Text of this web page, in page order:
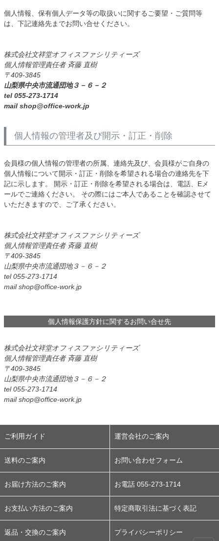
個人情報、保有個人データ等の取扱いに関するご要望・ご質問等
は、下記連絡先までお問い合せください。
株式会社文祥堂オフィスファシリティーズ
個人情報管理責任者 斉藤 直樹
409-3845
山梨県中央市流通団地３－６－２
tel 055-273-1714
mail shop@office-work.jp
個人情報の管理者及び開示・訂正・削除
会員様の個人情報の管理者の所属、連絡先及び、会員様がご自身の
個人情報について開示・訂正・削除を希望される場合の連絡先を下
記に示します。 開示・訂正・削除を希望される場合は、電話、Eメ
ールでご連絡ください。 その際にはご本人であることを確認させて
いただきますので、ご了承ください。
株式会社文祥堂オフィスファシリティーズ
個人情報管理責任者 斉藤 直樹
409-3845
山梨県中央市流通団地３－６－２
tel 055-273-1714
mail shop@office-work.jp
個人情報保護方針に関するお問い合せ先
株式会社文祥堂オフィスファシリティーズ
個人情報管理責任者 斉藤 直樹
409-3845
山梨県中央市流通団地３－６－２
tel 055-273-1714
mail shop@office-work.jp
ご利用ガイド 運営会社のご案内
送料のご案内 お問い合わせフォーム
お届け方法のご案内 お電話 055-273-1714
お支払い方法のご案内 特定商取引法に基づく表記
返品・交換のご案内 プライバシーポリシー